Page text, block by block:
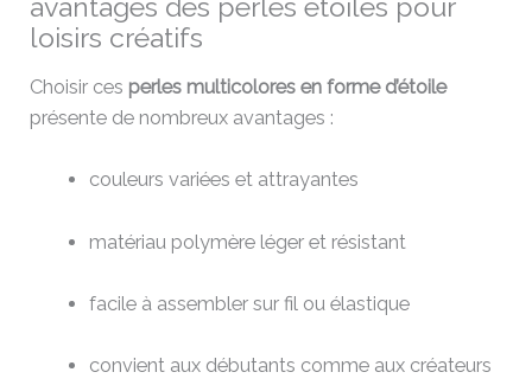
loisirs créatifs
Choisir ces perles multicolores en forme d’étoile
présente de nombreux avantages :
couleurs variées et attrayantes
matériau polymère léger et résistant
facile à assembler sur fil ou élastique
convient aux débutants comme aux créateurs